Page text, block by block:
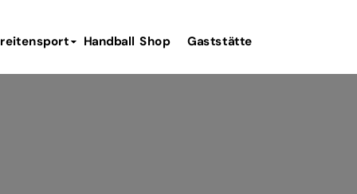
Handball Shop Gaststätte